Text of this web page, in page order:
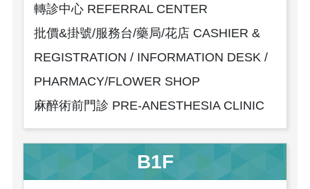
轉診中心 REFERRAL CENTER
批價&掛號/服務台/藥局/花店 CASHIER &
REGISTRATION / INFORMATION DESK /
PHARMACY/FLOWER SHOP
麻醉術前門診 PRE-ANESTHESIA CLINIC
B1F